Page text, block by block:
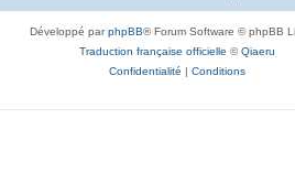
Développé parphpBB® Forum Software © phpBB
Traduction française officielle ©Qiaeru
Confidentialité | Conditions